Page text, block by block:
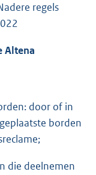
regels
Altena
door of in
borden
die deelnemen